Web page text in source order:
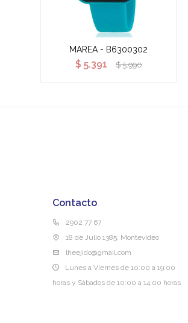
MAREA - B6300302
$ 5.391 $ 5.990
Contacto
2902 77 67
18 de Julio 1385, Montevideo
lheejido@gmail.com
Lunes a Viernes de 10:00 a 19:00
horas y Sábados de 10:00 a 14:00 horas